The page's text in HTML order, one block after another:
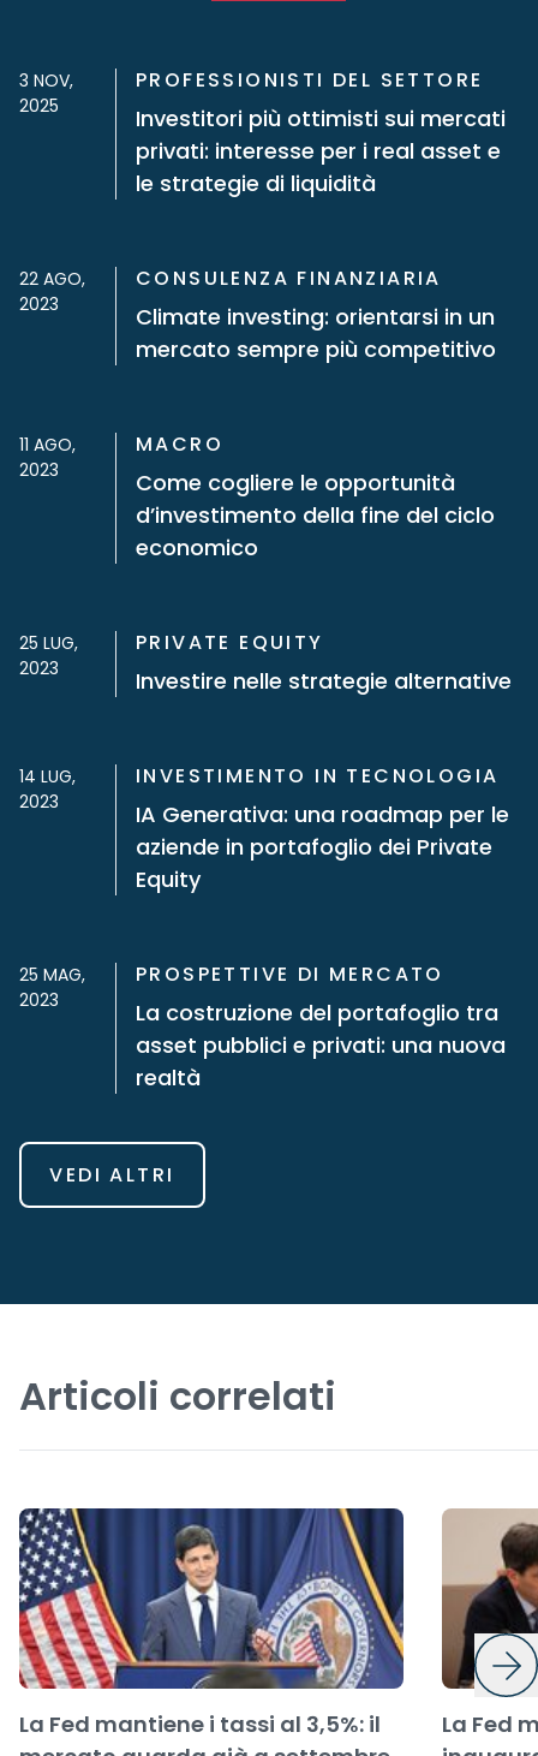
3 NOV,
2025
PROFESSIONISTI DEL SETTORE
Investitori più ottimisti sui mercati
privati: interesse per i real asset e
le strategie di liquidità
22 AGO,
2023
CONSULENZA FINANZIARIA
Climate investing: orientarsi in un
mercato sempre più competitivo
11 AGO,
2023
MACRO
Come cogliere le opportunità
d’investimento della fine del ciclo
economico
25 LUG,
2023
PRIVATE EQUITY
Investire nelle strategie alternative
14 LUG,
2023
INVESTIMENTO IN TECNOLOGIA
IA Generativa: una roadmap per le
aziende in portafoglio dei Private
Equity
25 MAG,
2023
PROSPETTIVE DI MERCATO
La costruzione del portafoglio tra
asset pubblici e privati: una nuova
realtà
VEDI ALTRI
Articoli correlati
La Fed mantiene i tassi al 3,5%: il
La Fed